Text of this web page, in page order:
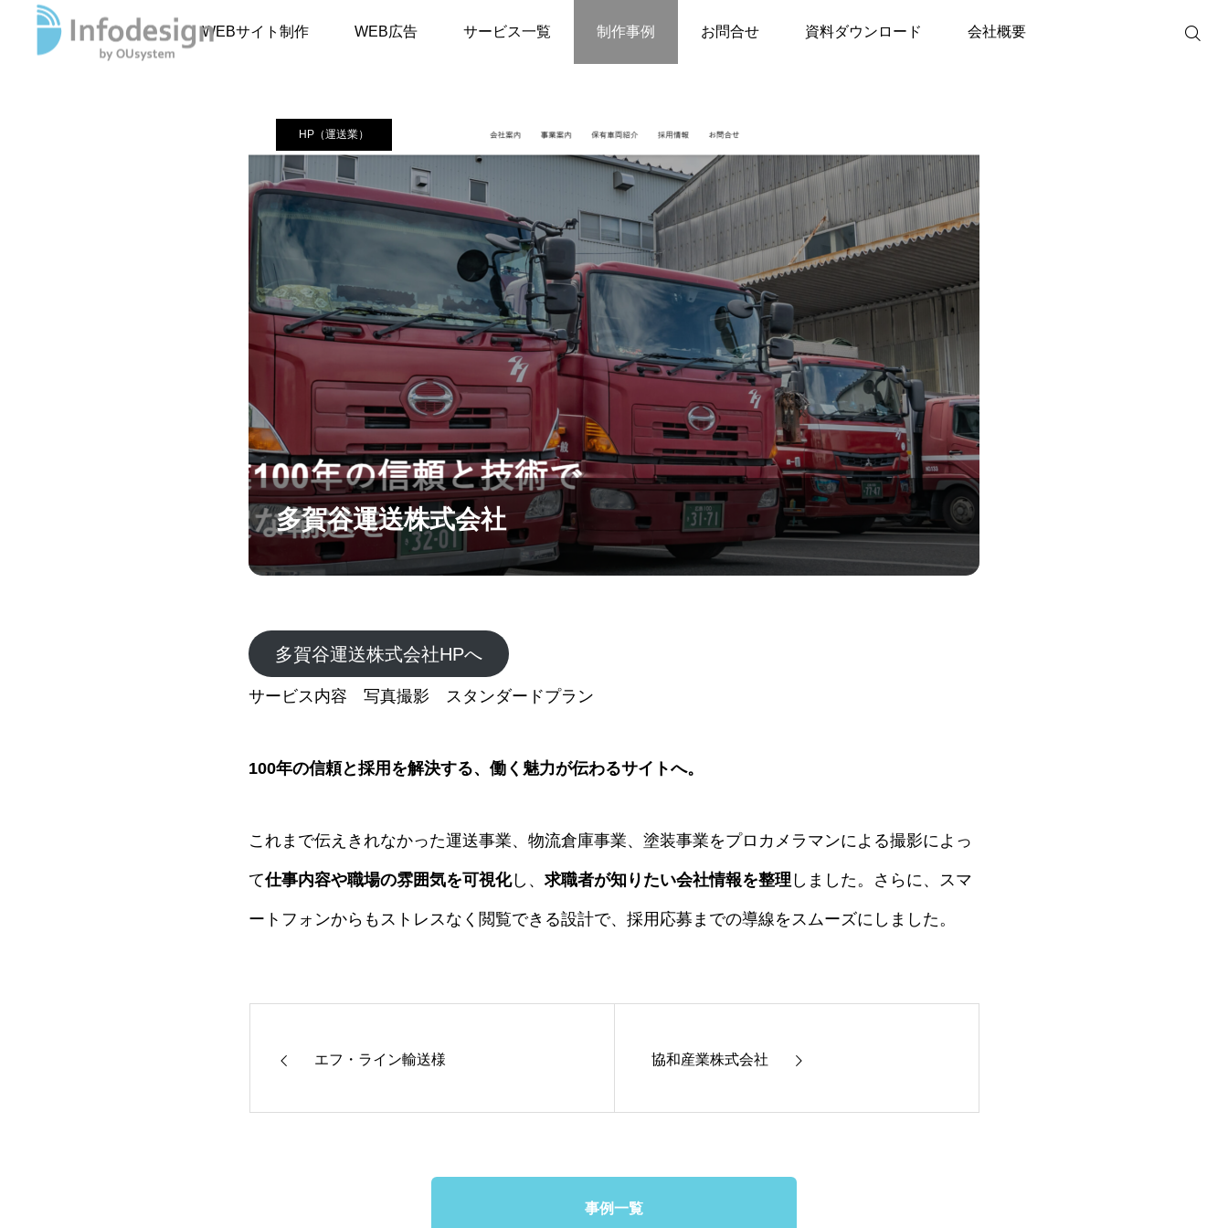
WEBサイト制作 WEB広告 サービス一覧 制作事例 お問合せ 資料ダウンロード 会社概要
事例 HP（運送業） 多賀谷運送株式会社
多賀谷運送株式会社
HP（運送業）
多賀谷運送株式会社HPへ
サービス内容 写真撮影 スタンダードプラン
100年の信頼と採用を解決する、働く魅力が伝わるサイトへ。
これまで伝えきれなかった運送事業、物流倉庫事業、塗装事業をプロカメラマンによる撮影によっ
て仕事内容や職場の雰囲気を可視化し、 求職者が知りたい会社情報を整理 しました。さらに、スマ
ートフォンからもストレスなく閲覧できる設計で、採用応募までの導線をスムーズにしました。
エフ・ライン輸送様 協和産業株式会社
事例一覧